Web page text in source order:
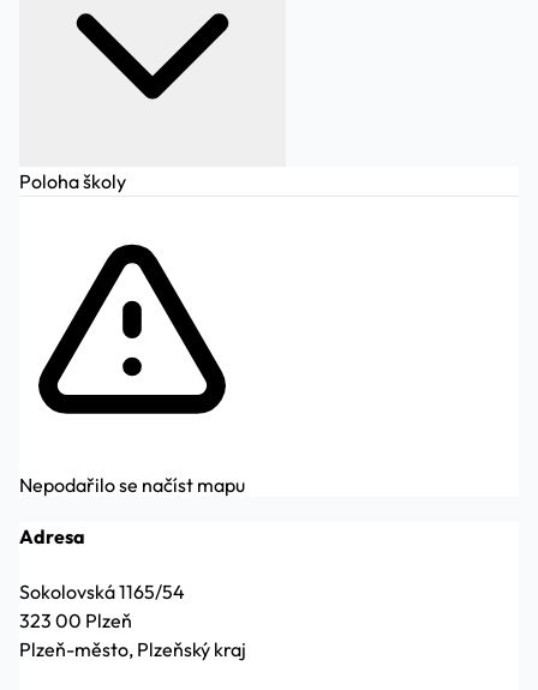
Poloha školy
Nepodařilo se načíst mapu
Adresa
Sokolovská 1165/54
323 00 Plzeň
Plzeň-město, Plzeňský kraj